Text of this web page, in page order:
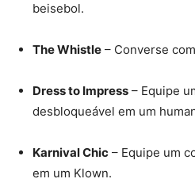
beisebol.
The Whistle – Converse
Dress to Impress – Equipe
desbloqueável em um
Karnival Chic – Equipe um
em um Klown.